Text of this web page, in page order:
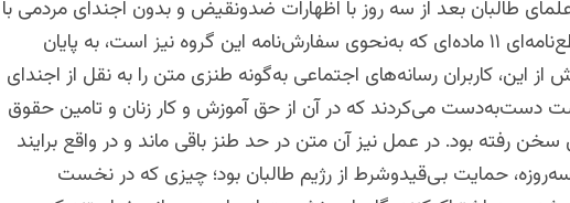
طالبان بعد از سه روز با اظهارات ضدونقیض و بدون اجندای مردمی با
صدور قطع‌نامه‌ای ۱۱ ماده‌ای که به‌نحوی سفارش‌نامه این گروه نیز است، به پایان
از این، کاربران رسانه‌های اجتماعی به‌گونه طنزی متن را به نقل از اجندای
دست‌به‌دست می‌‌کردند که در آن از حق آموزش و کار زنان و تامین حقوق
رفته بود. در عمل نیز آن متن در حد طنز باقی ماند و در واقع برایند
حمایت بی‌قیدوشرط از رژیم طالبان بود؛ چیزی که در نخست